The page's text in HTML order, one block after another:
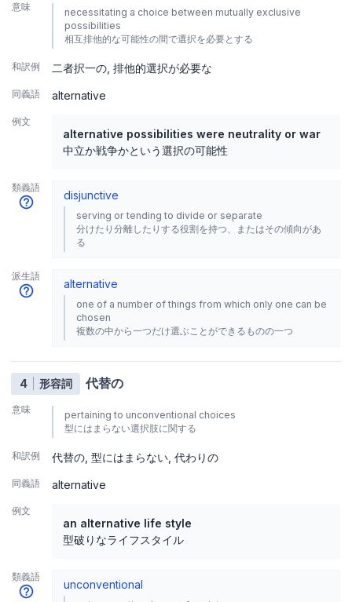
意味
necessitating a choice between mutually exclusive
possibilities
相互排他的な可能性の間で選択を必要とする
和訳例 二者択一の 排他的選択が必要な
同義語 alternative
例文
alternative possibilities were neutrality or war
中立か戦争かという選択の可能性
類義語
disjunctive
serving or tending to divide or separate
分けたり分離したりする役割を持つ、またはその傾向があ
る
派生語
alternative
one of a number of things from which only one can be
chosen
複数の中から一つだけ選ぶことができるものの一つ
4 形容詞 代替の
意味
pertaining to unconventional choices
型にはまらない選択肢に関する
和訳例 代替の 型にはまらない 代わりの
同義語 alternative
例文
an alternative life style
型破りなライフスタイル
類義語
unconventional